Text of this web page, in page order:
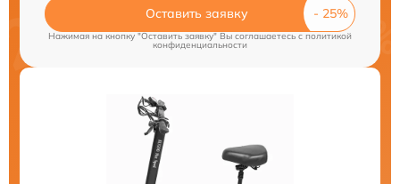
Оставить заявку
Нажимая на кнопку "Оставить заявку" Вы соглашаетесь cполитикой
конфиденциальности